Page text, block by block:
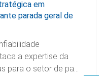
em
parada geral de
a expertise da
para o setor de pa…